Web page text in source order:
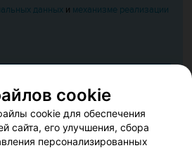
данных и механизме реализации
отзыв», вы принимаетеусловия
cookie
cookie для обеспечения
сайта, его улучшения, сбора
персонализированных